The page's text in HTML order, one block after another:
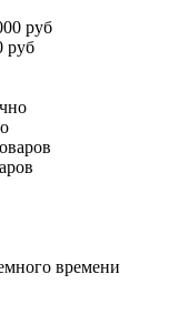
руб
времени